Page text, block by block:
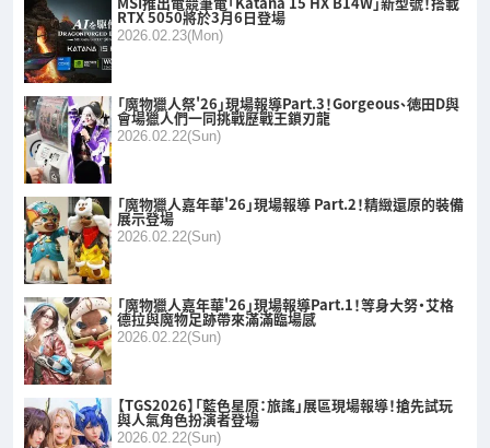
RTX 5050將於3月6日登場
2026.02.23(Mon)
「魔物獵人祭'26」現場報導Part.3！Gorgeous、徳田D與
會場獵人們一同挑戰歷戰王鎖刃龍
2026.02.22(Sun)
「魔物獵人嘉年華'26」現場報導 Part.2！精緻還原的裝備
展示登場
2026.02.22(Sun)
「魔物獵人嘉年華'26」現場報導Part.1！等身大努・艾格
德拉與魔物足跡帶來滿滿臨場感
2026.02.22(Sun)
【TGS2026】「藍色星原：旅謠」展區現場報導！搶先試玩
與人氣角色扮演者登場
2026.02.22(Sun)